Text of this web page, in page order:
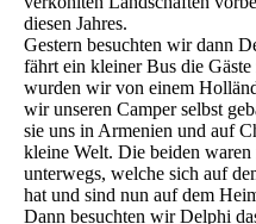
diesen Jahres.
Gestern besuchten wir dann
fährt ein kleiner Bus die
wurden wir von einem
wir unseren Camper selbst
sie uns in Armenien und auf
kleine Welt. Die beiden
unterwegs, welche sich auf
hat und sind nun auf dem
Dann besuchten wir Delphi